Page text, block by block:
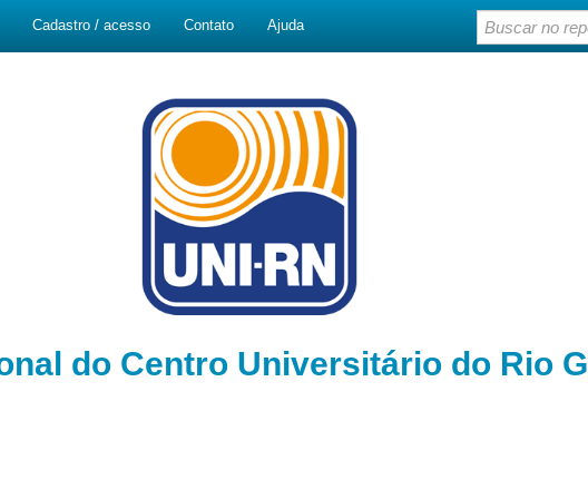
Cadastro / acesso Contato Ajuda
do Centro Universitário do Rio